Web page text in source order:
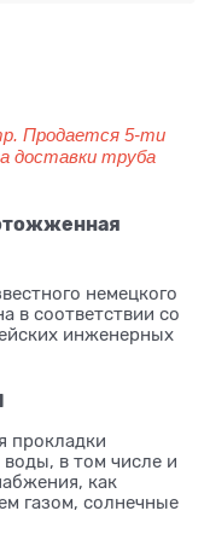
Продается 5-ти
доставки труба
немецкого
в соответствии со
инженерных
прокладки
в том числе и
как
газом, солнечные